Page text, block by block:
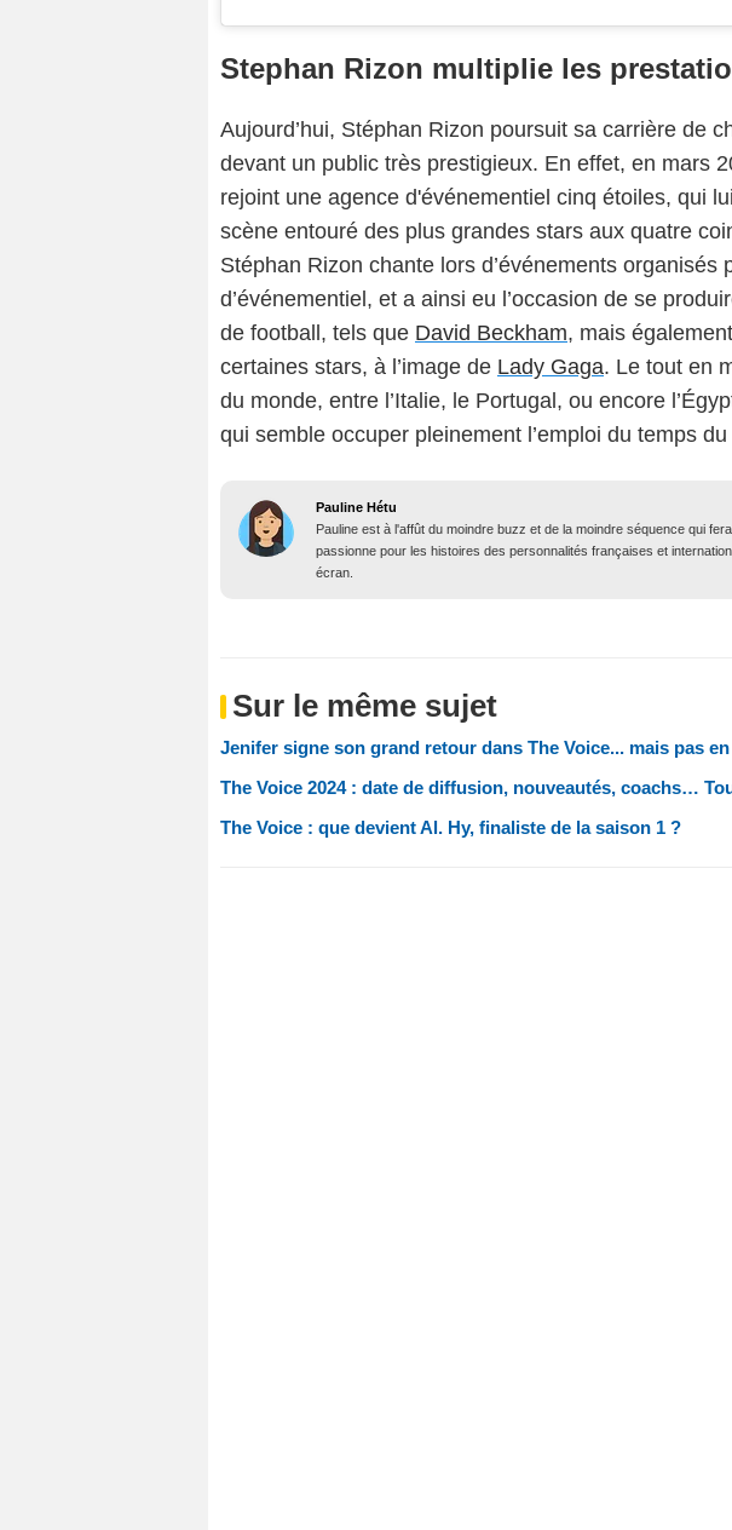
Stephan Rizon multiplie les
Aujourd’hui, Stéphan Rizon poursuit sa carrière de
devant un public très prestigieux. En effet, en mars
rejoint une agence d'événementiel cinq étoiles, qui
scène entouré des plus grandes stars aux quatre
Stéphan Rizon chante lors d’événements organisés
d’événementiel, et a ainsi eu l’occasion de se
de football, tels que David Beckham, mais
certaines stars, à l’image de Lady Gaga. Le tout en
du monde, entre l’Italie, le Portugal, ou encore
qui semble occuper pleinement l’emploi du temps
Pauline Hétu
Pauline est à l'affût du moindre buzz et de la moindre séquence qui
passionne pour les histoires des personnalités françaises et
écran.
Sur le même sujet
Jenifer signe son grand retour dans The Voice... mais pas
The Voice 2024 : date de diffusion, nouveautés, coachs…
The Voice : que devient Al. Hy, finaliste de la saison 1 ?